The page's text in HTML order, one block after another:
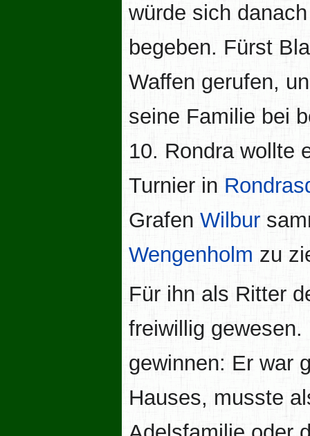
würde sich
begeben. Fürst
Waffen gerufen,
seine Familie bei
10. Rondra wollte
Turnier in
Grafen Wilbur
Wengenholm zu
Für ihn als Ritter
freiwillig
gewinnen: Er war
Hauses, musste